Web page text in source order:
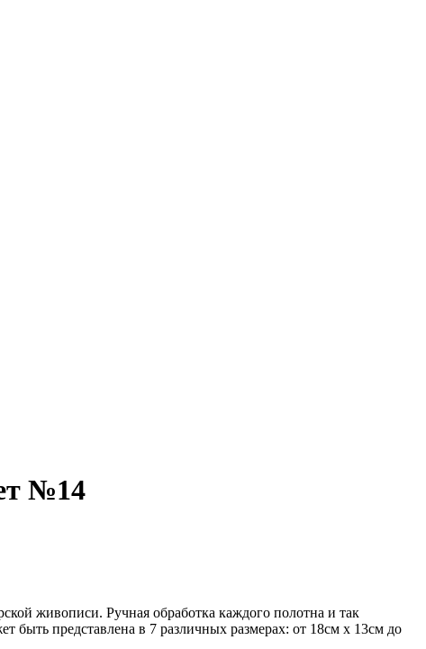
№14
живописи. Ручная обработка каждого полотна и так
представлена в 7 различных размерах: от 18см х 13см до